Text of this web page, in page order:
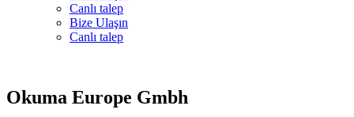
Canlı talep
Bize Ulaşın
Canlı talep
Okuma Europe Gmbh